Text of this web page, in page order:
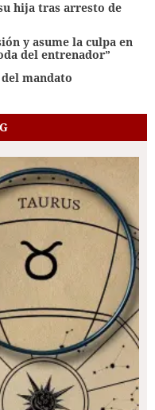
hija tras arresto de
y asume la culpa en
del entrenador”
mandato